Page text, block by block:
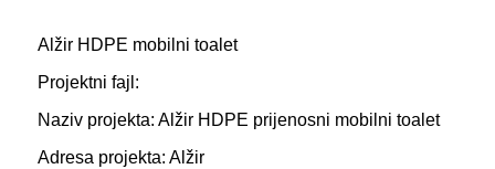
Alžir HDPE mobilni toalet
Projektni fajl:
Naziv projekta: Alžir HDPE prijenosni mobilni toalet
Adresa projekta: Alžir